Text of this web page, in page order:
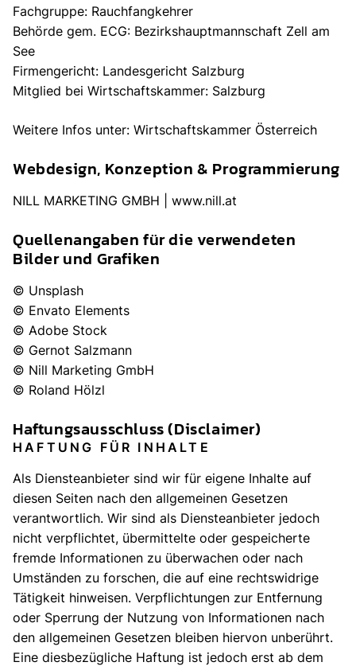
Fachgruppe: Rauchfangkehrer
Behörde gem. ECG: Bezirkshauptmannschaft Zell am
See
Firmengericht: Landesgericht Salzburg
Mitglied bei Wirtschaftskammer: Salzburg
Weitere Infos unter: Wirtschaftskammer Österreich
Webdesign, Konzeption & Programmierung
NILL MARKETING GMBH | www.nill.at
Quellenangaben für die verwendeten
Bilder und Grafiken
© Unsplash
© Envato Elements
© Adobe Stock
© Gernot Salzmann
© Nill Marketing GmbH
© Roland Hölzl
Haftungsausschluss (Disclaimer)
HAFTUNG FÜR INHALTE
Als Diensteanbieter sind wir für eigene Inhalte auf
diesen Seiten nach den allgemeinen Gesetzen
verantwortlich. Wir sind als Diensteanbieter jedoch
nicht verpflichtet, übermittelte oder gespeicherte
fremde Informationen zu überwachen oder nach
Umständen zu forschen, die auf eine rechtswidrige
Tätigkeit hinweisen. Verpflichtungen zur Entfernung
oder Sperrung der Nutzung von Informationen nach
den allgemeinen Gesetzen bleiben hiervon unberührt.
Eine diesbezügliche Haftung ist jedoch erst ab dem